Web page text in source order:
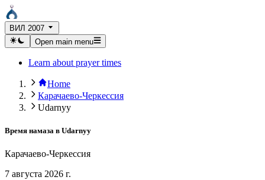
ВИЛ 2007
Open main menu
Learn about prayer times
Home
Карачаево-Черкессия
Udarnyy
Время намаза в Udarnyy
Карачаево-Черкессия
7 августа 2026 г.